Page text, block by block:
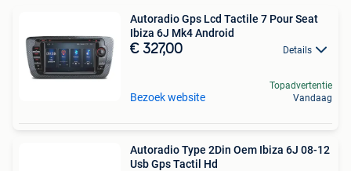
Autoradio Gps Lcd Tactile 7 Pour Seat
Ibiza 6J Mk4 Android
€ 327,00 Details
Bezoek website
Topadvertentie
Vandaag
Autoradio Type 2Din Oem Ibiza 6J 08-12
Usb Gps Tactil Hd